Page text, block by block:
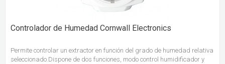
Controlador de Humedad Cornwall Electronics
Permite controlar un extractor en función del grado de humedad relativa
seleccionado.Dispone de dos funciones, modo control humidificador y